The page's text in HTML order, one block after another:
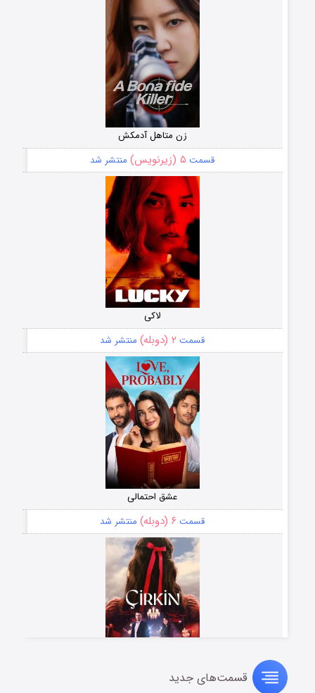
زن متاهل آدمکش
قسمت ۵ (زیرنویس) منتشر شد
لاکی
قسمت ۲ (دوبله) منتشر شد
عشق احتمالی
قسمت ۶ (دوبله) منتشر شد
سریال زشتقسمت‌های جدید